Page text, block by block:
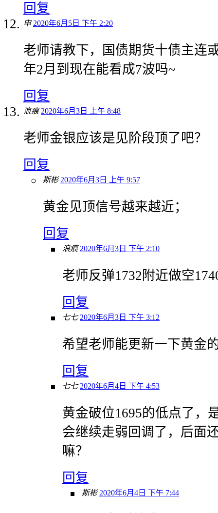
回复
申 2020年6月5日 下午 2:20
老师请教下，国债期货十债主连
年2月到现在能看成7波吗~
回复
浪痕 2020年6月3日 上午 8:48
老师金银应该是见阶段顶了吧？
回复
斯彬 2020年6月3日 上午 9:57
黄金见顶信号越来越近；
回复
浪痕 2020年6月3日 下午 2:10
老师反弹1732附近做空
回复
七七 2020年6月3日 下午 3:12
希望老师能更新一下黄金
回复
七七 2020年6月4日 下午 4:53
黄金破位1695的低点了，
会继续走弱回调了，后面
嘛？
回复
斯彬 2020年6月4日 下午 7:44